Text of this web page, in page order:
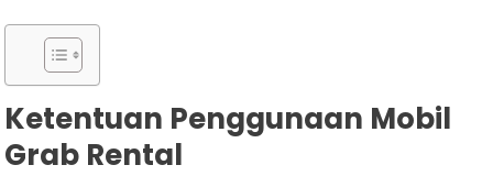
Ketentuan Penggunaan Mobil
Grab Rental